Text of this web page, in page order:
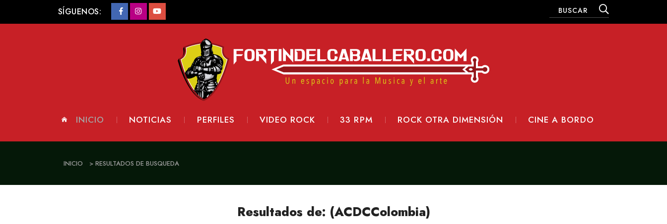
SÍGUENOS:
INICIO NOTICIAS PERFILES VIDEO ROCK 33 RPM ROCK OTRA DIMENSIÓN CINE A BORDO
INICIO > RESULTADOS DE BUSQUEDA
Resultados de: (ACDCColombia)